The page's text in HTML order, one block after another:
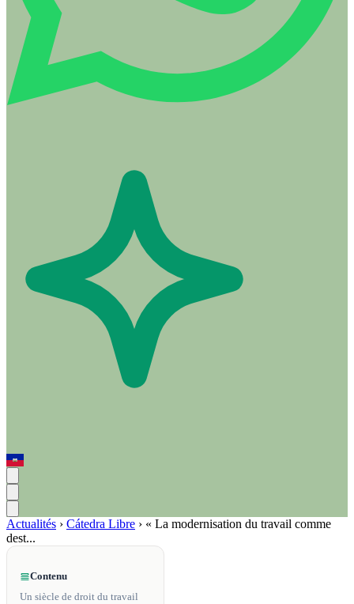
Actualités › Cátedra Libre › « La modernisation du travail comme
dest...
Contenu
Un siècle de droit du travail